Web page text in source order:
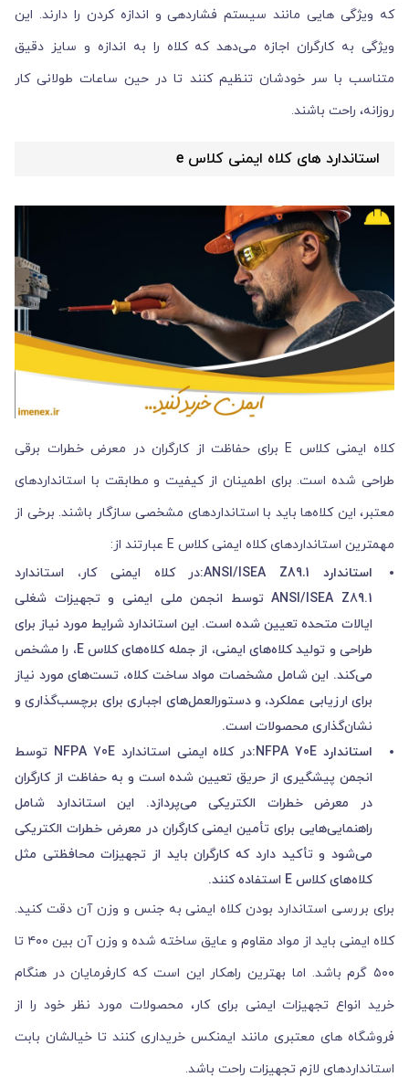
که ویژگی هایی مانند سیستم فشاردهی و اندازه کردن را دارند. این
ویژگی به کارگران اجازه می‌دهد که کلاه را به اندازه و سایز دقیق
متناسب با سر خودشان تنظیم کنند تا در حین ساعات طولانی کار
روزانه، راحت باشند.
استاندارد های کلاه ایمنی کلاس e
کلاه ایمنی کلاس E برای حفاظت از کارگران در معرض خطرات برقی
طراحی شده است. برای اطمینان از کیفیت و مطابقت با استانداردهای
معتبر، این کلاه‌ها باید با استانداردهای مشخصی سازگار باشند. برخی از
مهمترین استانداردهای کلاه ایمنی کلاس E عبارتند از:
استاندارد ANSI/ISEA Z89.1:
در کلاه ایمنی کار، استاندارد
ANSI/ISEA Z89.1 توسط انجمن ملی ایمنی و تجهیزات شغلی
ایالات متحده تعیین شده است. این استاندارد شرایط مورد نیاز برای
طراحی و تولید کلاه‌های ایمنی، از جمله کلاه‌های کلاس E، را مشخص
می‌کند. این شامل مشخصات مواد ساخت کلاه، تست‌های مورد نیاز
برای ارزیابی عملکرد، و دستورالعمل‌های اجباری برای برچسب‌گذاری و
نشان‌گذاری محصولات است.
استاندارد NFPA 70E:
در کلاه ایمنی استاندارد NFPA 70E توسط
انجمن پیشگیری از حریق تعیین شده است و به حفاظت از کارگران
در معرض خطرات الکتریکی می‌پردازد. این استاندارد شامل
راهنمایی‌هایی برای تأمین ایمنی کارگران در معرض خطرات الکتریکی
می‌شود و تأکید دارد که کارگران باید از تجهیزات محافظتی مثل
کلاه‌های کلاس E استفاده کنند.
برای بررسی استاندارد بودن کلاه ایمنی به جنس و وزن آن دقت کنید.
کلاه ایمنی باید از مواد مقاوم و عایق ساخته شده و وزن آن بین ۴۰۰ تا
۵۰۰ گرم باشد. اما بهترین راهکار این است که کارفرمایان در هنگام
خرید انواع تجهیزات ایمنی برای کار، محصولات مورد نظر خود را از
فروشگاه های معتبری مانند ایمنکس خریداری کنند تا خیالشان بابت
استانداردهای لازم تجهیزات راحت باشد.